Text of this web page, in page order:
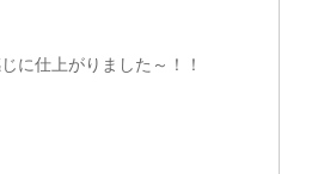
に仕上がりました～！！